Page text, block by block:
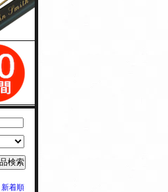
新着順